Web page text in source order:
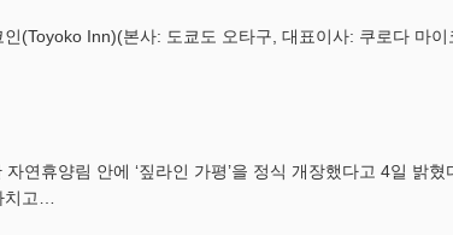
(Toyoko Inn)(본사: 도쿄도 오타구, 대표이사: 쿠로다 마
휴양림 안에 ‘짚라인 가평’을 정식 개장했다고 4일 밝
고…